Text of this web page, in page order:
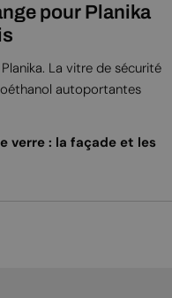
pour Planika
La vitre de sécurité
autoportantes
verre : la façade et les